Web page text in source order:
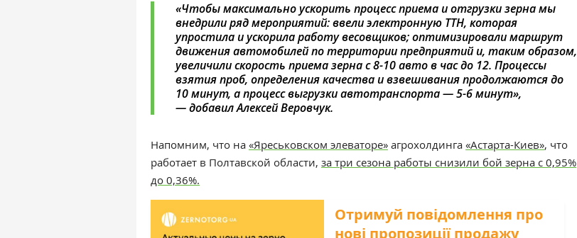
«Чтобы максимально ускорить процесс приема и отгрузки зерна мы
внедрили ряд мероприятий: ввели электронную ТТН, которая
упростила и ускорила работу весовщиков; оптимизировали маршрут
движения автомобилей по территории предприятий и, таким образом,
увеличили скорость приема зерна с 8-10 авто в час до 12. Процессы
взятия проб, определения качества и взвешивания продолжаются до
10 минут, а процесс выгрузки автотранспорта — 5-6 минут»,
—добавил Алексей Веровчук.
Напомним, что на «Яреськовском элеваторе» агрохолдинга «Астарта-Киев», что
работает в Полтавской области, за три сезона работы снизили бой зерна с 0,95%
до 0,36%.
Отримуй повідомлення про
нові пропозиції продажу